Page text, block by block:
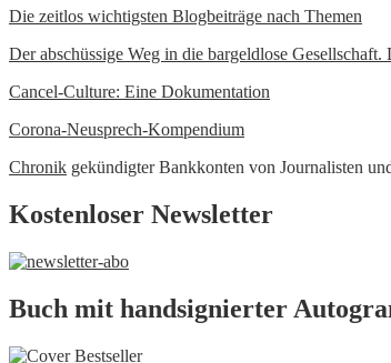
Die zeitlos wichtigsten Blogbeiträge nach Themen
Der abschüssige Weg in die bargeldlose
Cancel-Culture: Eine Dokumentation
Corona-Neusprech-Kompendium
Chronik gekündigter Bankkonten von Journalisten
Kostenloser Newsletter
Buch mit handsignierter